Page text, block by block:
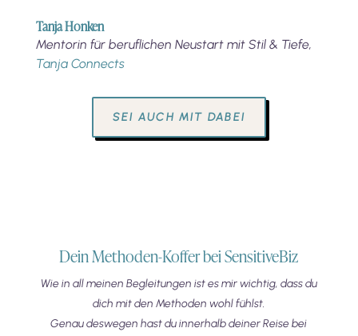
Tanja Honken
Mentorin für beruflichen Neustart mit Stil & Tiefe,
Tanja Connects
SEI AUCH MIT DABEI
Dein Methoden-Koffer bei SensitiveBiz
Wie in all meinen Begleitungen ist es mir wichtig, dass du
dich mit den Methoden wohl fühlst.
Genau deswegen hast du innerhalb deiner Reise bei